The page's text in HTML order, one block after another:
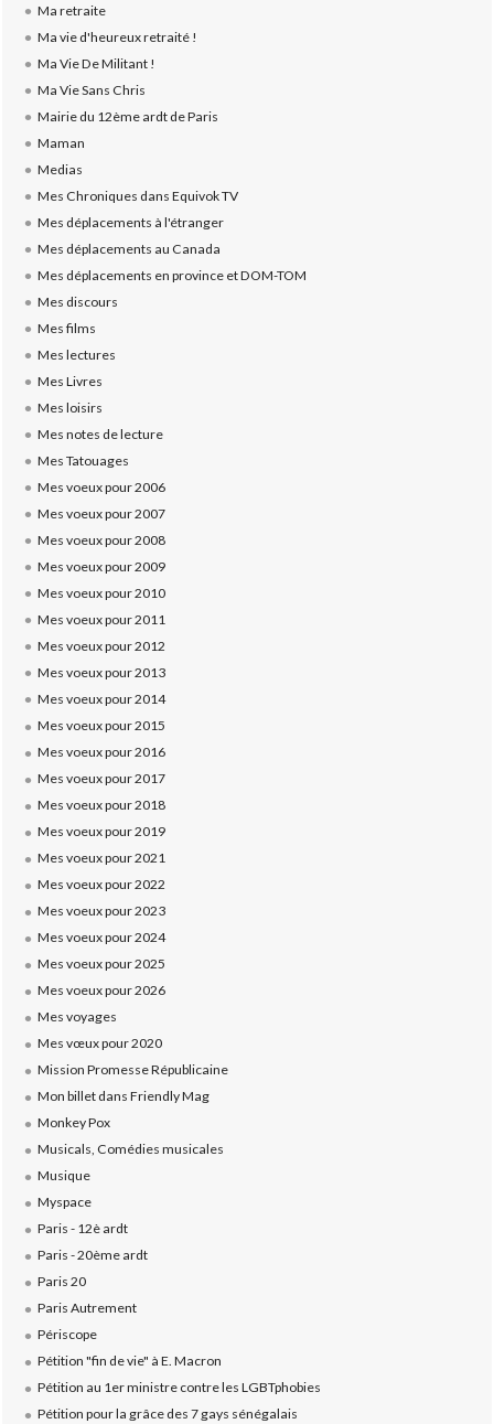
Ma retraite
Ma vie d'heureux retraité !
Ma Vie De Militant !
Ma Vie Sans Chris
Mairie du 12ème ardt de Paris
Maman
Medias
Mes Chroniques dans Equivok TV
Mes déplacements à l'étranger
Mes déplacements au Canada
Mes déplacements en province et DOM-TOM
Mes discours
Mes films
Mes lectures
Mes Livres
Mes loisirs
Mes notes de lecture
Mes Tatouages
Mes voeux pour 2006
Mes voeux pour 2007
Mes voeux pour 2008
Mes voeux pour 2009
Mes voeux pour 2010
Mes voeux pour 2011
Mes voeux pour 2012
Mes voeux pour 2013
Mes voeux pour 2014
Mes voeux pour 2015
Mes voeux pour 2016
Mes voeux pour 2017
Mes voeux pour 2018
Mes voeux pour 2019
Mes voeux pour 2021
Mes voeux pour 2022
Mes voeux pour 2023
Mes voeux pour 2024
Mes voeux pour 2025
Mes voeux pour 2026
Mes voyages
Mes vœux pour 2020
Mission Promesse Républicaine
Mon billet dans Friendly Mag
Monkey Pox
Musicals, Comédies musicales
Musique
Myspace
Paris - 12è ardt
Paris - 20ème ardt
Paris 20
Paris Autrement
Périscope
Pétition "fin de vie" à E. Macron
Pétition au 1er ministre contre les LGBTphobies
Pétition pour la grâce des 7 gays sénégalais